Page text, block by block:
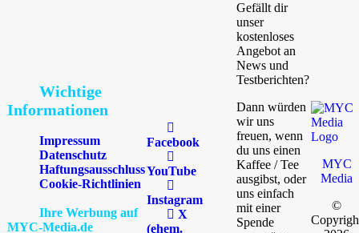
Wichtige
Informationen
Impressum
Datenschutz
Haftungsausschluss
Cookie-Richtlinien
Ihre Werbung auf
MYC-Media.de
Facebook
YouTube
Instagram
X
(ehem.
Gefällt dir
unser
kostenloses
Angebot an
News und
Testberichten?
Dann würden
wir uns
freuen, wenn
du uns einen
Kaffee / Tee
ausgibst, oder
uns einfach
mit einer
Spende
MYC
Media
©